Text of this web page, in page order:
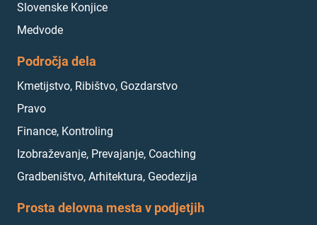
Slovenske Konjice
Medvode
Področja dela
Kmetijstvo, Ribištvo, Gozdarstvo
Pravo
Finance, Kontroling
Izobraževanje, Prevajanje, Coaching
Gradbeništvo, Arhitektura, Geodezija
Prosta delovna mesta v podjetjih